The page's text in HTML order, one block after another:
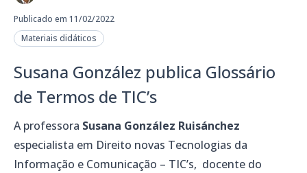
Publicado em 11/02/2022
Materiais didáticos
Susana González publica Glossário
de Termos de TIC’s
A professora Susana González Ruisánchez
especialista em Direito novas Tecnologias da
Informação e Comunicação – TIC’s, docente do